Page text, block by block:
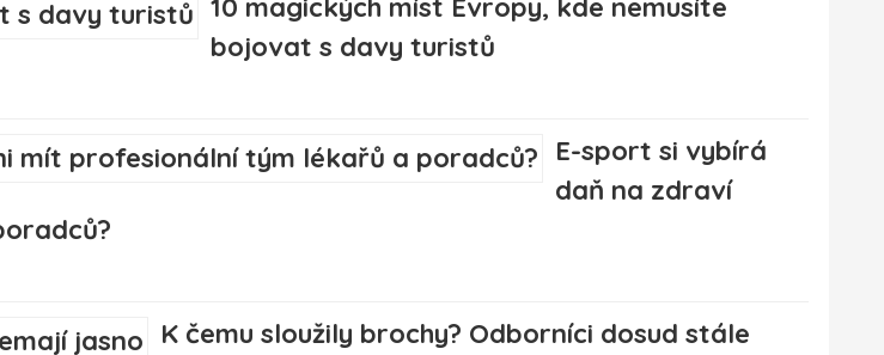
10 magických míst Evropy, kde nemusíte
bojovat s davy turistů
E-sport si vybírá
daň na zdraví
K čemu sloužily brochy? Odborníci dosud stále